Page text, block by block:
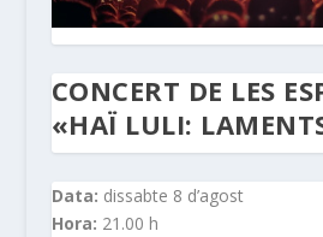
CONCERT DE LES
«HAÏ LULI:
Data: dissabte 8 d’agost
Hora: 21.00 h